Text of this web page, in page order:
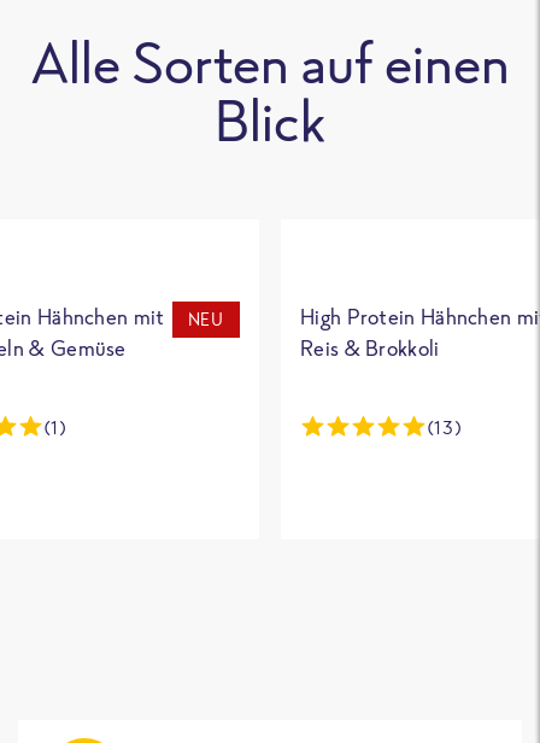
Alle Sorten auf einen
Blick
Hähnchen mit
& Gemüse
NEU
(1)
High Protein Hähnchen
Reis & Brokkoli
(13)